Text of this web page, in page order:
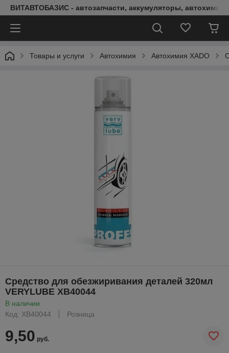
ВИТАВТОБАЗИС - автозапчасти, аккумуляторы, автохимия,
Товары и услуги Автохимия Автохимия XADO
Средство для обезжиривания деталей 320мл
VERYLUBE XB40044
В наличии
Код: XB40044
Розница
9,50 руб.